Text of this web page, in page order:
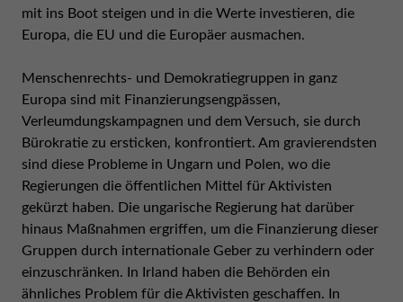
mit ins Boot steigen und in die Werte investieren, die
Europa, die EU und die Europäer ausmachen.
Menschenrechts- und Demokratiegruppen in ganz
Europa sind mit Finanzierungsengpässen,
Verleumdungskampagnen und dem Versuch, sie durch
Bürokratie zu ersticken, konfrontiert. Am gravierendsten
sind diese Probleme in Ungarn und Polen, wo die
Regierungen die öffentlichen Mittel für Aktivisten
gekürzt haben. Die ungarische Regierung hat darüber
hinaus Maßnahmen ergriffen, um die Finanzierung dieser
Gruppen durch internationale Geber zu verhindern oder
einzuschränken. In Irland haben die Behörden ein
ähnliches Problem für die Aktivisten geschaffen. In